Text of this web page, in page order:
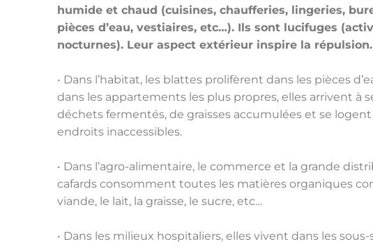
humide et chaud (cuisines, chaufferies, lingeries,
pièces d’eau, vestiaires, etc…). Ils sont lucifuges
nocturnes). Leur aspect extérieur inspire la répulsion.
• Dans l’habitat, les blattes prolifèrent dans les pièces
dans les appartements les plus propres, elles arrivent à
déchets fermentés, de graisses accumulées et se logent
endroits inaccessibles.
• Dans l’agro-alimentaire, le commerce et la grande
cafards consomment toutes les matières organiques
viande, le lait, la graisse, le sucre, etc…
• Dans les milieux hospitaliers, elles vivent dans les sous-